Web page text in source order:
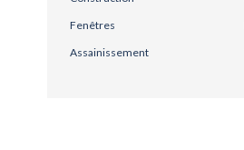
Fenêtres
Assainissement